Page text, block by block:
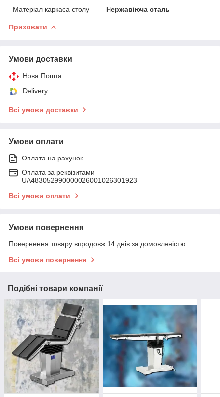
Матеріал каркаса столу
Нержавіюча сталь
Приховати
Умови доставки
Нова Пошта
Delivery
Всі умови доставки
Умови оплати
Оплата на рахунок
Оплата за реквізитами
UA483052990000026001026301923
Всі умови оплати
Умови повернення
Повернення товару впродовж 14 днів за домовленістю
Всі умови повернення
Подібні товари компанії